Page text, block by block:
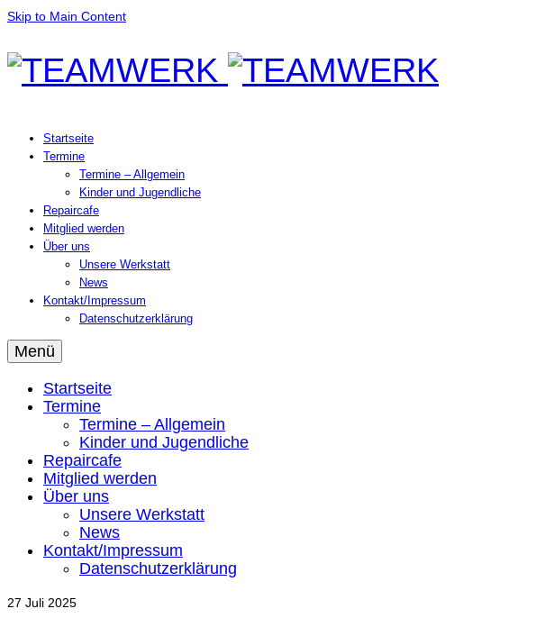
Skip to Main Content
Startseite
Termine
Termine – Allgemein
Kinder und Jugendliche
Repaircafe
Mitglied werden
Über uns
Unsere Werkstatt
News
Kontakt/Impressum
Datenschutzerklärung
Menü
Startseite
Termine
Termine – Allgemein
Kinder und Jugendliche
Repaircafe
Mitglied werden
Über uns
Unsere Werkstatt
News
Kontakt/Impressum
Datenschutzerklärung
27 Juli 2025